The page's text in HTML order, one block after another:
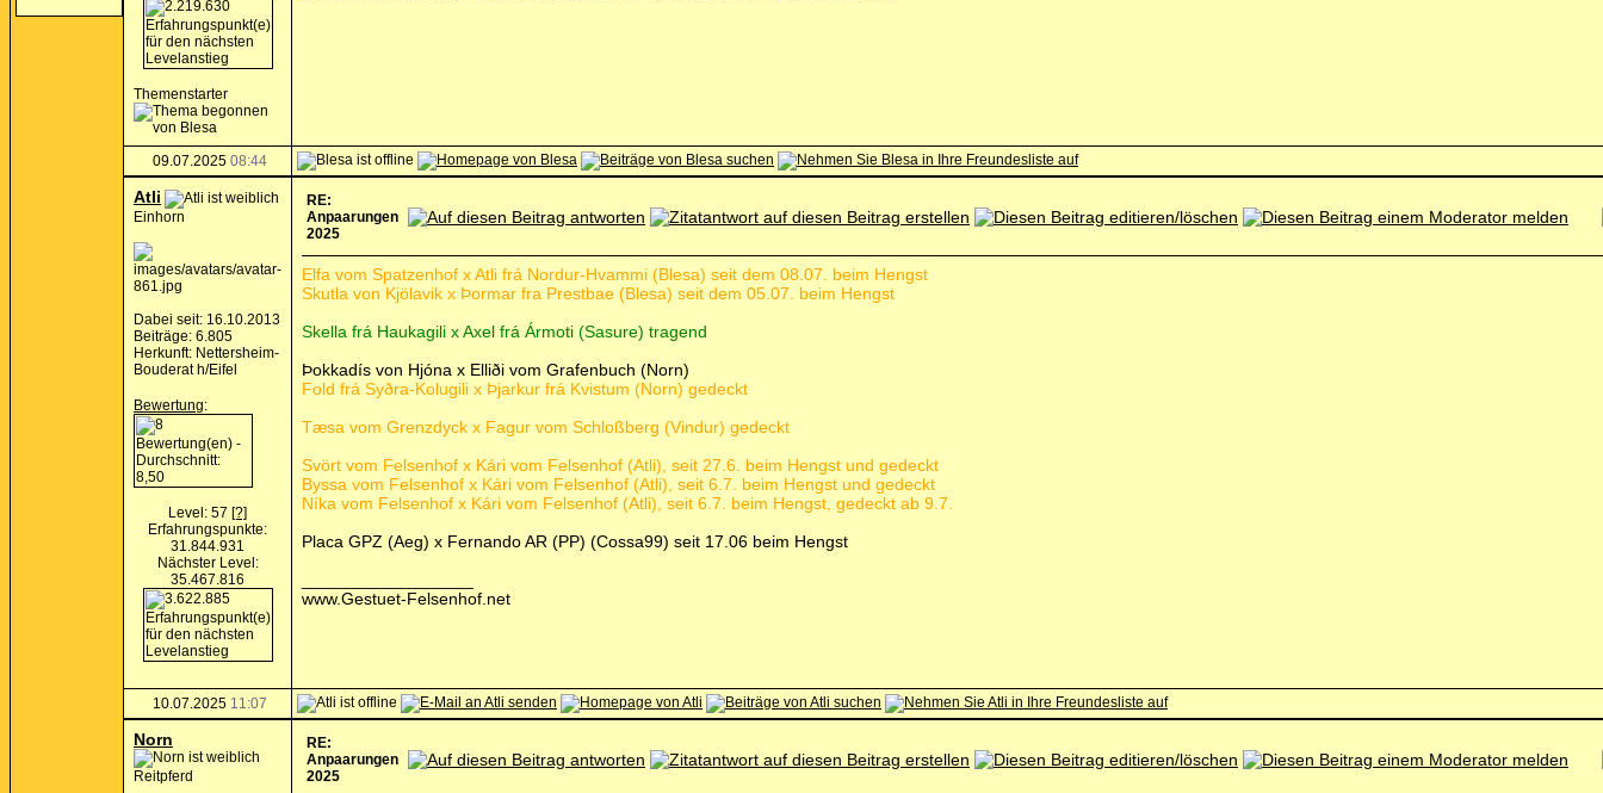
Themenstarter
09.07.2025 08:44
Atli
Einhorn
Dabei seit: 16.10.2013
Beiträge: 6.805
Herkunft: Nettersheim-
Bouderat h/Eifel
Bewertung:
Level: 57 [?]
Erfahrungspunkte:
31.844.931
Nächster Level:
35.467.816
RE:
Anpaarungen
2025
Elfa vom Spatzenhof x Atli frá Nordur-Hvammi (Blesa) seit dem 08.07. beim Hengst
Skutla von Kjölavik x Þormar fra Prestbae (Blesa) seit dem 05.07. beim Hengst
Skella frá Haukagili x Axel frá Ármoti (Sasure) tragend
Þokkadís von Hjóna x Elliði vom Grafenbuch (Norn)
Fold frá Syðra-Kolugili x Þjarkur frá Kvistum (Norn) gedeckt
Tæsa vom Grenzdyck x Fagur vom Schloßberg (Vindur) gedeckt
Svört vom Felsenhof x Kári vom Felsenhof (Atli), seit 27.6. beim Hengst und gedeckt
Byssa vom Felsenhof x Kári vom Felsenhof (Atli), seit 6.7. beim Hengst und gedeckt
Níka vom Felsenhof x Kári vom Felsenhof (Atli), seit 6.7. beim Hengst, gedeckt ab 9.7.
Placa GPZ (Aeg) x Fernando AR (PP) (Cossa99) seit 17.06 beim Hengst
www.Gestuet-Felsenhof.net
10.07.2025 11:07
Norn
Reitpferd
RE:
Anpaarungen
2025